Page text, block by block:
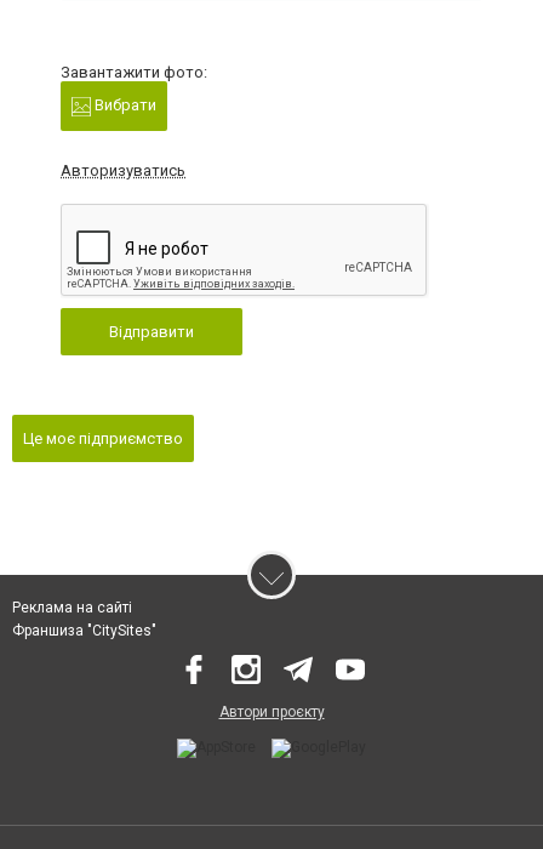
Завантажити фото:
Вибрати
Авторизуватись
Відправити
Це моє підприємство
Реклама на сайті
Франшиза "CitySites"
Автори проєкту